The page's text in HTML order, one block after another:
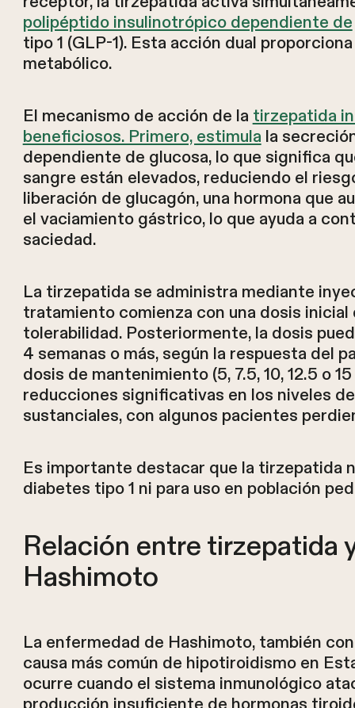
polipéptido insulinotrópico dependiente de
tipo 1 (GLP-1). Esta acción dual
metabólico.
El mecanismo de acción de la tirzepatida
beneficiosos. Primero, estimula la
dependiente de glucosa, lo que significa
sangre están elevados, reduciendo el
liberación de glucagón, una hormona que
el vaciamiento gástrico, lo que ayuda a
saciedad.
La tirzepatida se administra mediante
tratamiento comienza con una dosis
tolerabilidad. Posteriormente, la dosis
4 semanas o más, según la respuesta del
dosis de mantenimiento (5, 7.5, 10, 12.5 o
reducciones significativas en los niveles
sustanciales, con algunos pacientes
Es importante destacar que la tirzepatida
diabetes tipo 1 ni para uso en población
Relación entre tirzepatida
Hashimoto
La enfermedad de Hashimoto, también
causa más común de hipotiroidismo en
ocurre cuando el sistema inmunológico